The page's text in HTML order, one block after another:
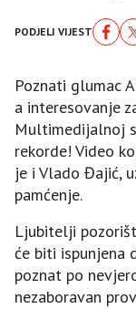
PODJELI VIJEST
Poznati glumac
a interesovanje
Multimedijalnoj
rekorde! Video
je i Vlado Đajić,
pamćenje.
Ljubitelji
će biti ispunjena
poznat po
nezaboravan